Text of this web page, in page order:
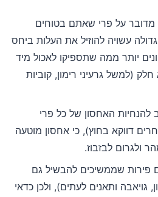
על פרי שאתם בטוחים
עשויה להוזיל את העלות ביחס
יותר ממה שתספיקו לאכול מיד
(למשל גרעיני רימון, קוביות
להנחיות האחסון של כל פרי
דווקא בחוץ), כי אחסון מוטעה
ולגרום לבזבוז.
פירות שממשיכים להבשיל גם
גויאבה ותאנים לעתים), ולכן כדאי